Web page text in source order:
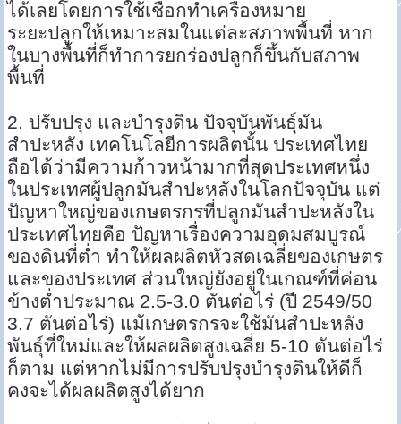
ได้เลยโดยการใช้เชือกทำเครื่องหมาย
ระยะปลูกให้เหมาะสมในแต่ละสภาพพื้นที่ หาก
ในบางพื้นที่ก็ทำการยกร่องปลูกก็ขึ้นกับสภาพ
พื้นที่
2. ปรับปรุง และบำรุงดิน ปัจจุบันพันธุ์มัน
สำปะหลัง เทคโนโลยีการผลิตนั้น ประเทศไทย
ถือได้ว่ามีความก้าวหน้ามากที่สุดประเทศหนึ่ง
ในประเทศผู้ปลูกมันสำปะหลังในโลกปัจจุบัน แต่
ปัญหาใหญ่ของเกษตรกรที่ปลูกมันสำปะหลังใน
ประเทศไทยคือ ปัญหาเรื่องความอุดมสมบูรณ์
ของดินที่ต่ำ ทำให้ผลผลิตหัวสดเฉลี่ยของเกษตร
และของประเทศ ส่วนใหญ่ยังอยู่ในเกณฑ์ที่ค่อน
ข้างต่ำประมาณ 2.5-3.0 ตันต่อไร่ (ปี 2549/50
3.7 ตันต่อไร่) แม้เกษตรกรจะใช้มันสำปะหลัง
พันธุ์ที่ใหม่และให้ผลผลิตสูงเฉลี่ย 5-10 ตันต่อไร่
ก็ตาม แต่หากไม่มีการปรับปรุงบำรุงดินให้ดีก็
คงจะได้ผลผลิตสูงได้ยาก